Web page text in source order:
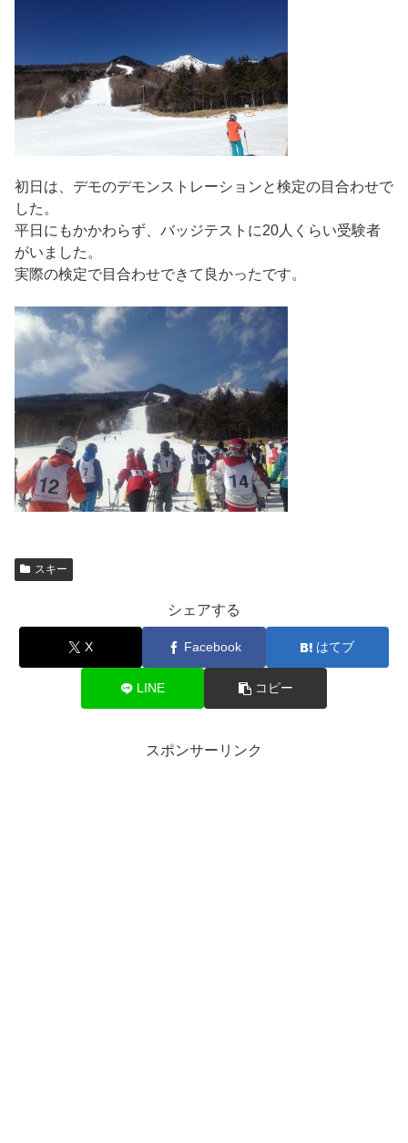
初日は、デモのデモンストレーションと検定の目合わせで
した。
平日にもかかわらず、バッジテストに20人くらい受験者
がいました。
実際の検定で目合わせできて良かったです。
スキー
シェアする
X Facebook はてブ
LINE コピー
スポンサーリンク